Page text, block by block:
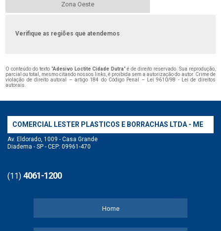
Zona Oeste
Verifique as regiões que atendemos
O conteúdo do texto "Adesivo Loctite Cidade Dutra" é de direito reservado. Sua reprodução,
parcial ou total, mesmo citando nossos links, é proibida sem a autorização do autor. Crime de
violação de direito autoral – artigo 184 do Código Penal –
Lei 9610/98 - Lei de direitos
autorais
COMERCIAL LESTER PLASTICOS E BORRACHAS LTDA - ME
Av. Eldorado, 1009 - Casa Grande
Diadema - SP - CEP: 09961-470
(11) 4061-1200
Home